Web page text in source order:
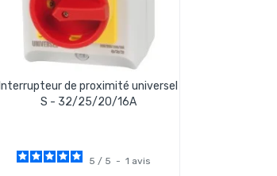
Interrupteur de proximité universel
S - 32/25/20/16A
5 / 5 - 1 avis